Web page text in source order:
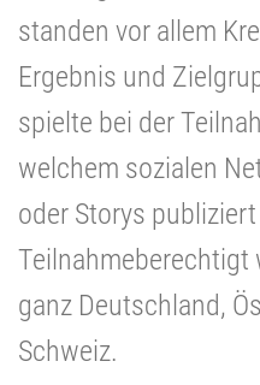
standen vor allem
Ergebnis und
spielte bei der
welchem sozialen
oder Storys
Teilnahmeberechtigt
ganz Deutschland,
Schweiz.